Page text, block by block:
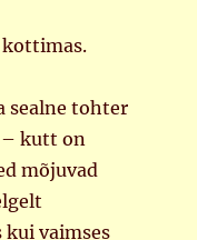
kottimas.
sealne tohter
– kutt on
mõjuvad
vaimses